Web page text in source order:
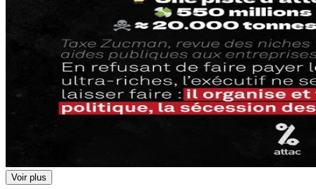
Voir plus